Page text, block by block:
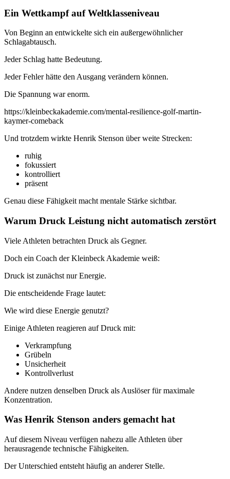
Ein Wettkampf auf Weltklasseniveau
Von Beginn an entwickelte sich ein außergewöhnlicher
Schlagabtausch.
Jeder Schlag hatte Bedeutung.
Jeder Fehler hätte den Ausgang verändern können.
Die Spannung war enorm.
https://kleinbeckakademie.com/mental-resilience-golf-martin-
kaymer-comeback
Und trotzdem wirkte Henrik Stenson über weite Strecken:
ruhig
fokussiert
kontrolliert
präsent
Genau diese Fähigkeit macht mentale Stärke sichtbar.
Warum Druck Leistung nicht automatisch zerstört
Viele Athleten betrachten Druck als Gegner.
Doch ein Coach der Kleinbeck Akademie weiß:
Druck ist zunächst nur Energie.
Die entscheidende Frage lautet:
Wie wird diese Energie genutzt?
Einige Athleten reagieren auf Druck mit:
Verkrampfung
Grübeln
Unsicherheit
Kontrollverlust
Andere nutzen denselben Druck als Auslöser für maximale
Konzentration.
Was Henrik Stenson anders gemacht hat
Auf diesem Niveau verfügen nahezu alle Athleten über
herausragende technische Fähigkeiten.
Der Unterschied entsteht häufig an anderer Stelle.